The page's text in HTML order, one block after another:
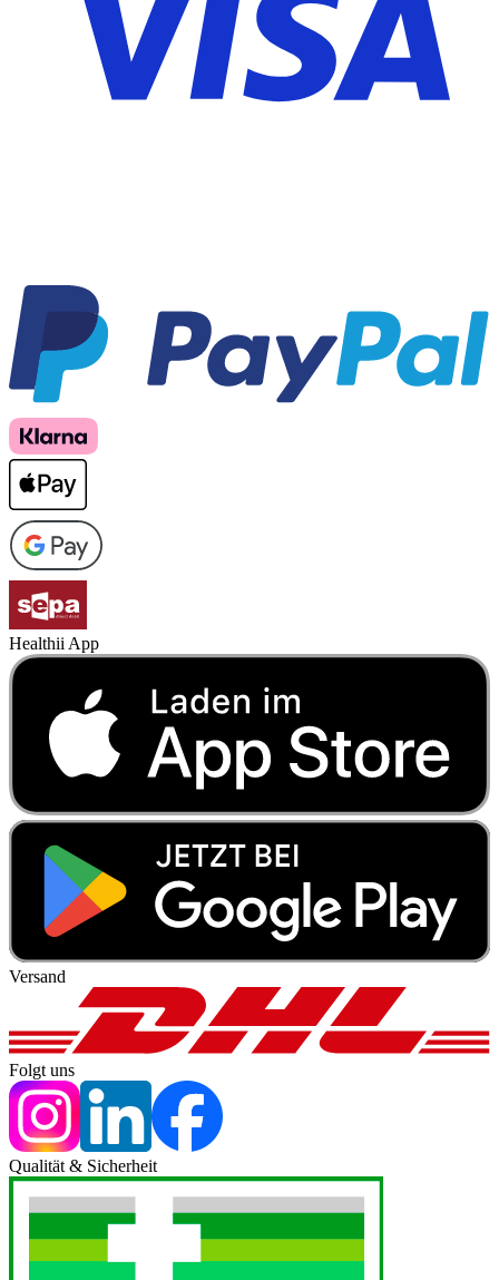
Healthii App
Versand
Folgt uns
Qualität & Sicherheit